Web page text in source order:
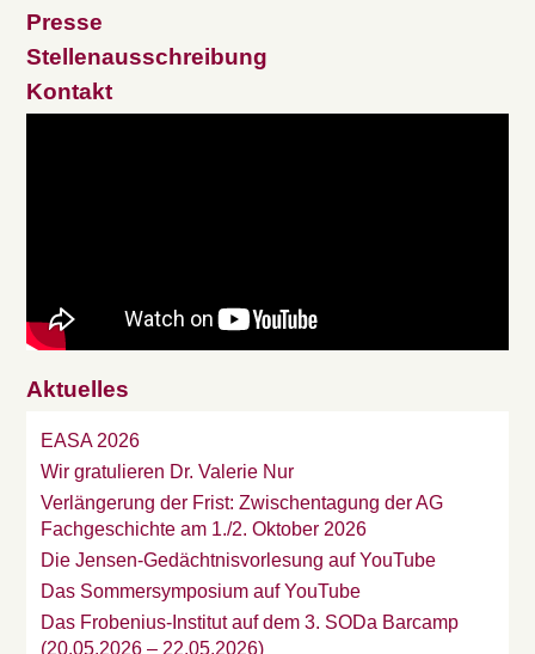
Presse
Stellenausschreibung
Kontakt
Aktuelles
EASA 2026
Wir gratulieren Dr. Valerie Nur
Verlängerung der Frist: Zwischentagung der AG
Fachgeschichte am 1./2. Oktober 2026
Die Jensen-Gedächtnisvorlesung auf YouTube
Das Sommersymposium auf YouTube
Das Frobenius-Institut auf dem 3. SODa Barcamp
(20.05.2026 – 22.05.2026)